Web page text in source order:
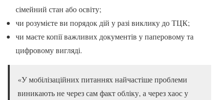
сімейний стан або освіту;
чи розумієте ви порядок дій у разі виклику до ТЦК;
чи маєте копії важливих документів у паперовому та
цифровому вигляді.
«У мобілізаційних питаннях найчастіше проблеми
виникають не через сам факт обліку, а через хаос у